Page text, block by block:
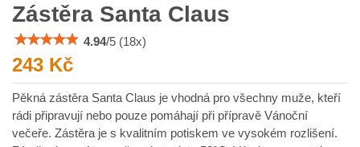
Zástěra Santa Claus
4.94/5 (18x)
243 Kč
Pěkná zástěra Santa Claus je vhodná pro všechny muže, kteří
rádi připravují nebo pouze pomáhají při přípravě Vánoční
večeře. Zástěra je s kvalitním potiskem ve vysokém rozlišení.